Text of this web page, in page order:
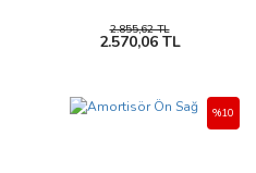
2.855,62 TL
2.570,06 TL
%10